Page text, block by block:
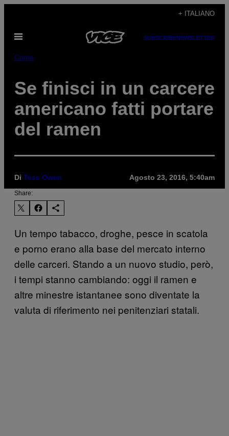
contenuto
+ ITALIANO
Apri
SUBSCRIBENEWSLETTER
Crime
Se finisci in un carcere
americano fatti portare
del ramen
Di Tess Owen Agosto 23, 2016, 5:40am
Share:
Un tempo tabacco, droghe, pesce in scatola
e porno erano alla base del mercato interno
delle carceri. Stando a un nuovo studio, però,
i tempi stanno cambiando: oggi il ramen e
altre minestre istantanee sono diventate la
valuta di riferimento nei penitenziari statali.